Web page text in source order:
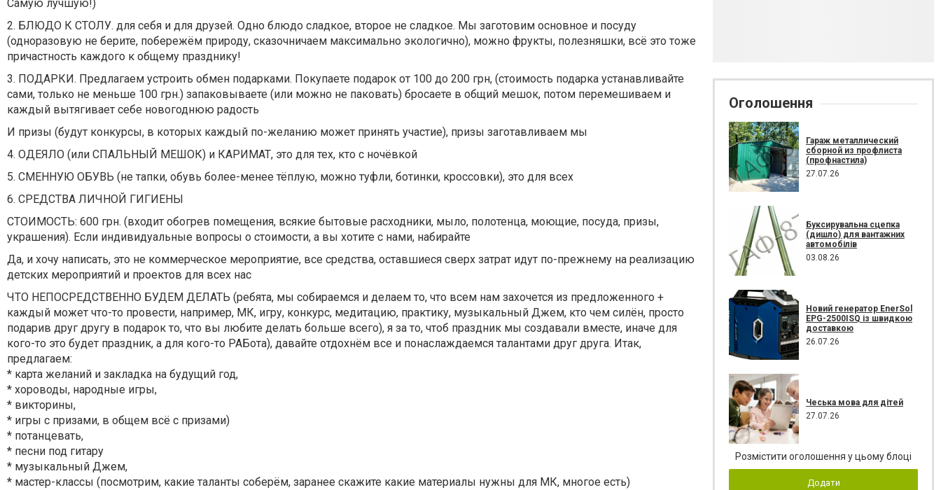
Самую лучшую!)
2. БЛЮДО К СТОЛУ. для себя и для друзей. Одно блюдо сладкое, второе не сладкое. Мы заготовим основное и посуду
(одноразовую не берите, побережём природу, сказочничаем максимально экологично), можно фрукты, полезняшки, всё это тоже
причастность каждого к общему празднику!
3. ПОДАРКИ. Предлагаем устроить обмен подарками. Покупаете подарок от 100 до 200 грн, (стоимость подарка устанавливайте
сами, только не меньше 100 грн.) запаковываете (или можно не паковать) бросаете в общий мешок, потом перемешиваем и
каждый вытягивает себе новогоднюю радость
И призы (будут конкурсы, в которых каждый по-желанию может принять участие), призы заготавливаем мы
4. ОДЕЯЛО (или СПАЛЬНЫЙ МЕШОК) и КАРИМАТ, это для тех, кто с ночёвкой
5. СМЕННУЮ ОБУВЬ (не тапки, обувь более-менее тёплую, можно туфли, ботинки, кроссовки), это для всех
6. СРЕДСТВА ЛИЧНОЙ ГИГИЕНЫ
СТОИМОСТЬ: 600 грн. (входит обогрев помещения, всякие бытовые расходники, мыло, полотенца, моющие, посуда, призы,
украшения). Если индивидуальные вопросы о стоимости, а вы хотите с нами, набирайте
Да, и хочу написать, это не коммерческое мероприятие, все средства, оставшиеся сверх затрат идут по-прежнему на реализацию
детских мероприятий и проектов для всех нас
ЧТО НЕПОСРЕДСТВЕННО БУДЕМ ДЕЛАТЬ (ребята, мы собираемся и делаем то, что всем нам захочется из предложенного +
каждый может что-то провести, например, МК, игру, конкурс, медитацию, практику, музыкальный Джем, кто чем силён, просто
подарив друг другу в подарок то, что вы любите делать больше всего), я за то, чтоб праздник мы создавали вместе, иначе для
кого-то это будет праздник, а для кого-то РАБота), давайте отдохнём все и понаслаждаемся талантами друг друга. Итак,
предлагаем:
* карта желаний и закладка на будущий год,
* хороводы, народные игры,
* викторины,
* игры с призами, в общем всё с призами)
* потанцевать,
* песни под гитару
* музыкальный Джем,
* мастер-классы (посмотрим, какие таланты соберём, заранее скажите какие материалы нужны для МК, многое есть)
Оголошення
Гараж металлический
сборной из профлиста
(профнастила)
27.07.26
Буксирувальна сцепка
(дишло) для вантажних
автомобілів
03.08.26
Новий генератор EnerSol
EPG-2500ISQ із швидкою
доставкою
26.07.26
Чеська мова для дітей
27.07.26
Розмістити оголошення у цьому блоці
Додати